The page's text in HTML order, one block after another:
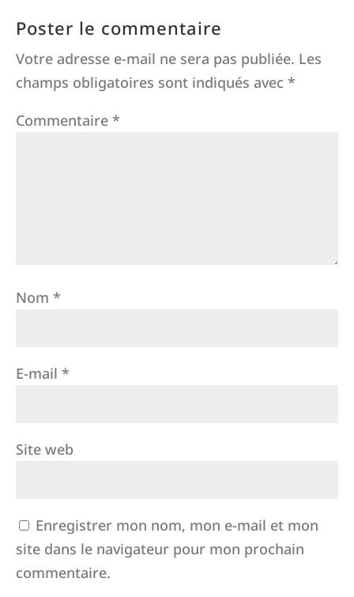
Poster le commentaire
Votre adresse e-mail ne sera pas publiée. Les
champs obligatoires sont indiqués avec *
Commentaire *
Nom *
E-mail *
Site web
Enregistrer mon nom, mon e-mail et mon
site dans le navigateur pour mon prochain
commentaire.